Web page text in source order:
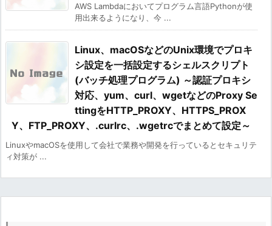
AWS Lambdaにおいてプログラム言語Pythonが使
用出来るようになり、今 ...
Linux、macOSなどのUnix環境でプロキ
シ設定を一括設定するシェルスクリプト
(バッチ処理プログラム) ～認証プロキシ
対応、yum、curl、wgetなどのProxy Se
ttingをHTTP_PROXY、HTTPS_PROX
Y、FTP_PROXY、.curlrc、.wgetrcでまとめて設定～
LinuxやmacOSを使用して会社で業務や開発を行っているとセキュリテ
ィ対策が ...